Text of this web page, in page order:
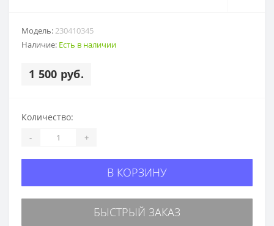
Модель:230410345
Наличие: Есть в наличии
1 500 руб.
Количество:
- +
В КОРЗИНУ
БЫСТРЫЙ ЗАКАЗ